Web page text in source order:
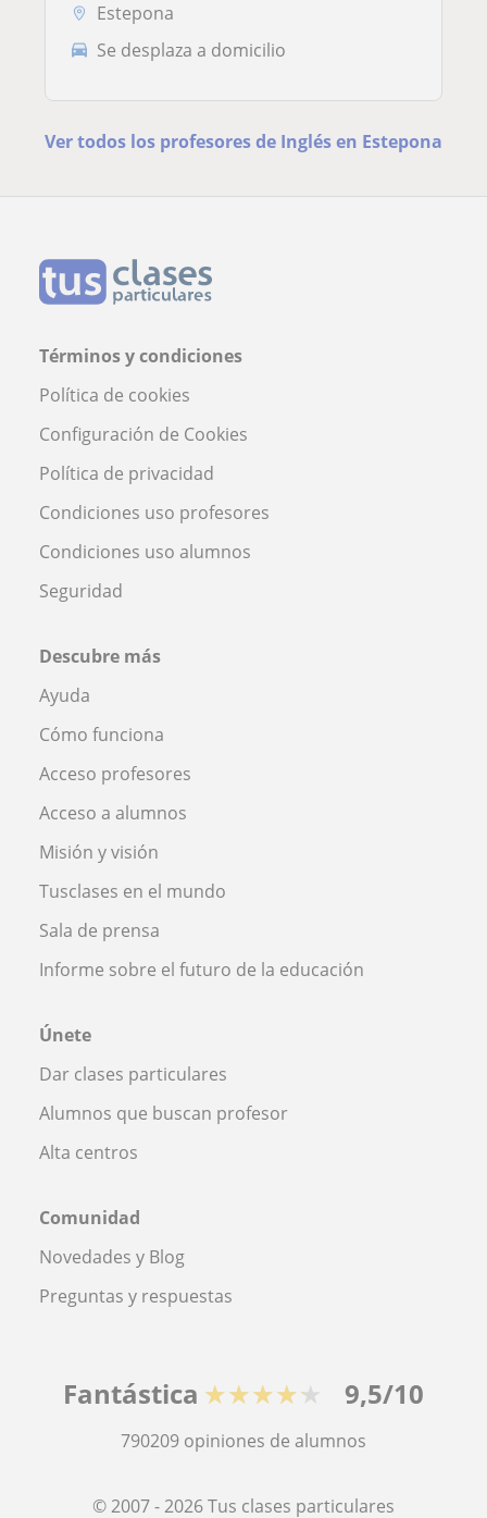
Estepona
Se desplaza a domicilio
Ver todos los profesores de Inglés en Estepona
Términos y condiciones
Política de cookies
Configuración de Cookies
Política de privacidad
Condiciones uso profesores
Condiciones uso alumnos
Seguridad
Descubre más
Ayuda
Cómo funciona
Acceso profesores
Acceso a alumnos
Misión y visión
Tusclases en el mundo
Sala de prensa
Informe sobre el futuro de la educación
Únete
Dar clases particulares
Alumnos que buscan profesor
Alta centros
Comunidad
Novedades y Blog
Preguntas y respuestas
Fantástica ★★★★★ 9,5/10
790209 opiniones de alumnos
© 2007 - 2026 Tus clases particulares